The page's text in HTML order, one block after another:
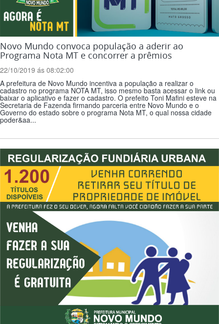
Novo Mundo convoca população a aderir ao
Programa Nota MT e concorrer a prêmios
22/10/2019 ás 08:02:00
A prefeitura de Novo Mundo incentiva a população a realizar o
cadastro no programa NOTA MT, isso mesmo basta acessar o link ou
baixar o aplicativo e fazer o cadastro. O prefeito Toni Mafini esteve na
Secretaria de Fazenda firmando parceria entre Novo Mundo e o
Governo do estado sobre o programa Nota MT, o qual nossa cidade
poder&aa...